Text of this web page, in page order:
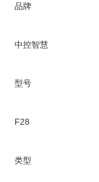
品牌
中控智慧
型号
F28
类型